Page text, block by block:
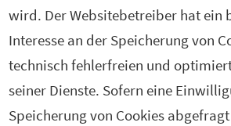
wird. Der Websitebetreiber hat ein
Interesse an der Speicherung von
technisch fehlerfreien und
seiner Dienste. Sofern eine
Speicherung von Cookies